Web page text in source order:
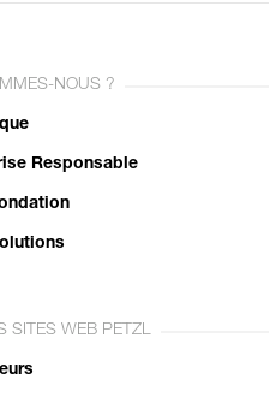
NOUS ?
Responsable
SITES WEB PETZL